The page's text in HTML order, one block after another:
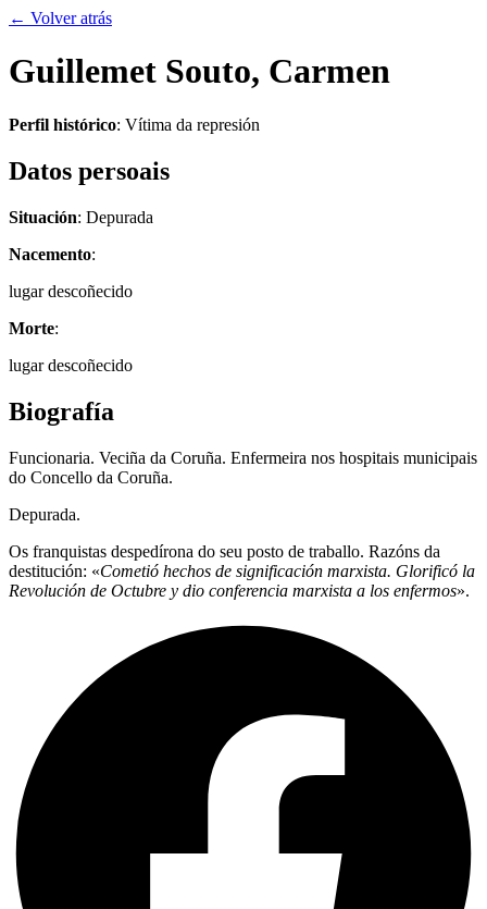
← Volver atrás
Guillemet Souto, Carmen
Perfil histórico: Vítima da represión
Datos persoais
Situación: Depurada
Nacemento:
lugar descoñecido
Morte:
lugar descoñecido
Biografía
Funcionaria. Veciña da Coruña. Enfermeira nos hospitais municipais
do Concello da Coruña.
Depurada.
Os franquistas despedírona do seu posto de traballo. Razóns da
destitución: «Cometió hechos de significación marxista. Glorificó la
Revolución de Octubre y dio conferencia marxista a los enfermos».